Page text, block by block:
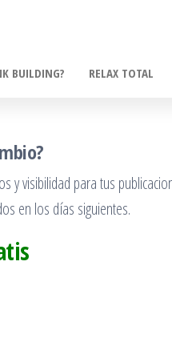
BUILDING? RELAX TOTAL
visibilidad para tus
en los días siguientes.